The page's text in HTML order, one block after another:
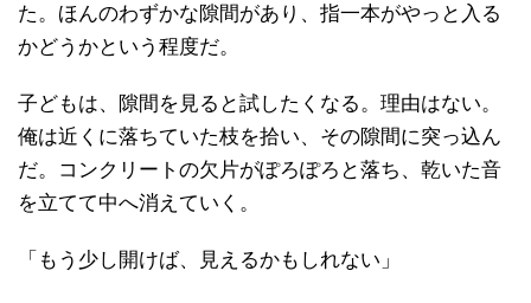
た。ほんのわずかな隙間があり、指一本がやっと入る
かどうかという程度だ。
子どもは、隙間を見ると試したくなる。理由はない。
俺は近くに落ちていた枝を拾い、その隙間に突っ込ん
だ。コンクリートの欠片がぽろぽろと落ち、乾いた音
を立てて中へ消えていく。
「もう少し開けば、見えるかもしれない」